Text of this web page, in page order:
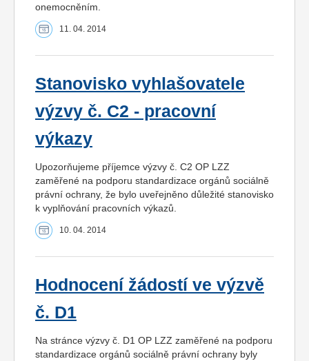
onemocněním.
11. 04. 2014
Stanovisko vyhlašovatele
výzvy č. C2 - pracovní
výkazy
Upozorňujeme příjemce výzvy č. C2 OP LZZ
zaměřené na podporu standardizace orgánů sociálně
právní ochrany, že bylo uveřejněno důležité stanovisko
k vyplňování pracovních výkazů.
10. 04. 2014
Hodnocení žádostí ve výzvě
č. D1
Na stránce výzvy č. D1 OP LZZ zaměřené na podporu
standardizace orgánů sociálně právní ochrany byly